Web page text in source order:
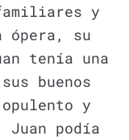
y
ópera, su
tenía una
buenos
y
Juan podía